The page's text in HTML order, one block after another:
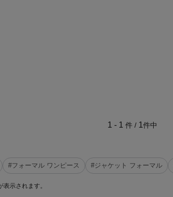
1 - 1 件 / 1件中
#フォーマル ワンピース #ジャケット フォーマル
示されます。